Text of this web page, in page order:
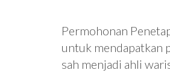
Permohonan
untuk mendapatkan
sah menjadi ahli